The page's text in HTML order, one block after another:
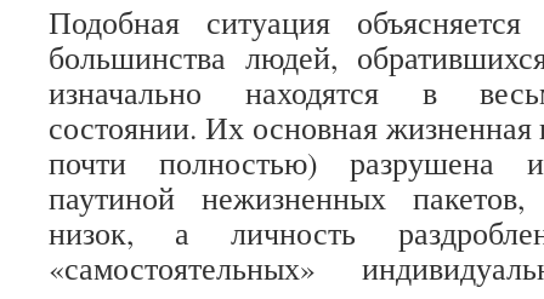
Подобная ситуация
большинства людей,
изначально находятся в
состоянии. Их основная
почти полностью) разрушена
паутиной нежизненных пакетов,
низок, а личность
«самостоятельных»